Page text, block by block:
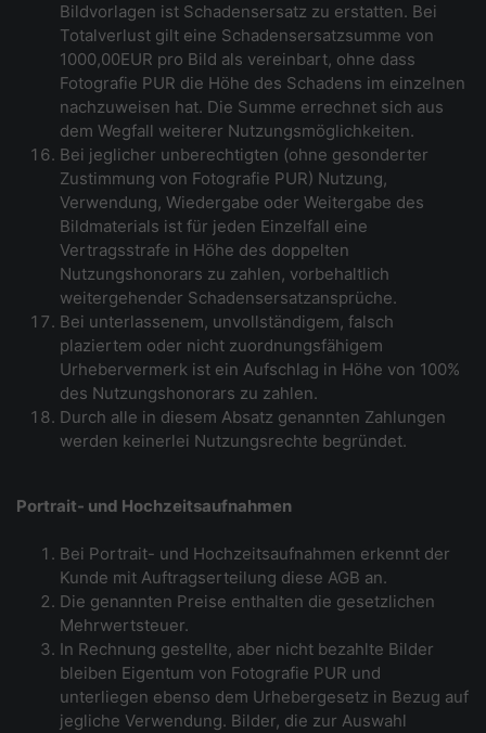
Bildvorlagen ist Schadensersatz zu erstatten. Bei
Totalverlust gilt eine Schadensersatzsumme von
1000,00EUR pro Bild als vereinbart, ohne dass
Fotografie PUR die Höhe des Schadens im einzelnen
nachzuweisen hat. Die Summe errechnet sich aus
dem Wegfall weiterer Nutzungsmöglichkeiten.
Bei jeglicher unberechtigten (ohne gesonderter
Zustimmung von Fotografie PUR) Nutzung,
Verwendung, Wiedergabe oder Weitergabe des
Bildmaterials ist für jeden Einzelfall eine
Vertragsstrafe in Höhe des doppelten
Nutzungshonorars zu zahlen, vorbehaltlich
weitergehender Schadensersatzansprüche.
Bei unterlassenem, unvollständigem, falsch
plaziertem oder nicht zuordnungsfähigem
Urhebervermerk ist ein Aufschlag in Höhe von 100%
des Nutzungshonorars zu zahlen.
Durch alle in diesem Absatz genannten Zahlungen
werden keinerlei Nutzungsrechte begründet.
Portrait- und Hochzeitsaufnahmen
Bei Portrait- und Hochzeitsaufnahmen erkennt der
Kunde mit Auftragserteilung diese AGB an.
Die genannten Preise enthalten die gesetzlichen
Mehrwertsteuer.
In Rechnung gestellte, aber nicht bezahlte Bilder
bleiben Eigentum von Fotografie PUR und
unterliegen ebenso dem Urhebergesetz in Bezug auf
jegliche Verwendung. Bilder, die zur Auswahl